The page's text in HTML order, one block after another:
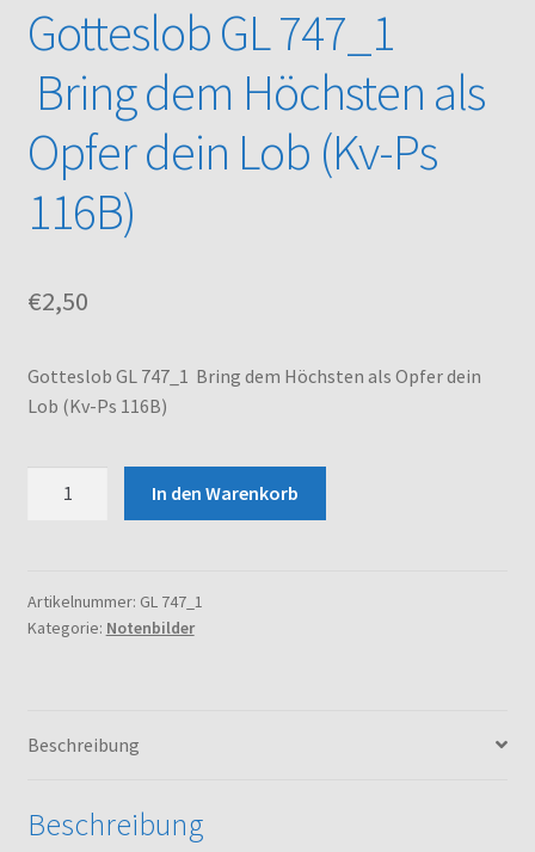
Noten – Shop
Über uns
Warenkorb
Gotteslob GL 747_1
Bring dem Höchsten als
Opfer dein Lob (Kv-Ps
116B)
€2,50
Gotteslob GL 747_1 Bring dem Höchsten als Opfer dein
Lob (Kv-Ps 116B)
dem
Höchsten
Lob
116B)
In den Warenkorb
Artikelnummer: GL 747_1
Kategorie: Notenbilder
Beschreibung
Beschreibung